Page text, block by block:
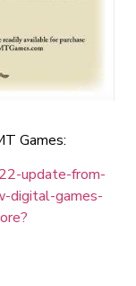
Games:
update-from-
digital-games-